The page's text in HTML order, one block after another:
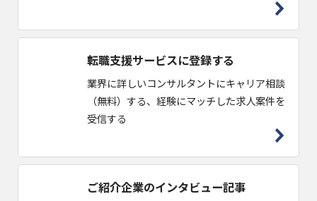
転職支援サービスに登録する
業界に詳しいコンサルタントにキャリア相談
（無料）する、経験にマッチした求人案件を
受信する
ご紹介企業のインタビュー記事